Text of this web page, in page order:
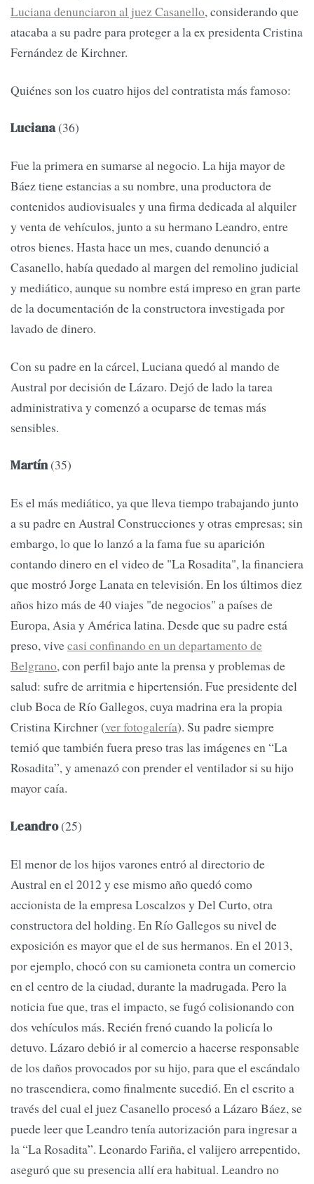
Luciana denunciaron al juez Casanello, considerando que
atacaba a su padre para proteger a la ex presidenta Cristina
Fernández de Kirchner.
Quiénes son los cuatro hijos del contratista más famoso:
Luciana(36)
Fue la primera en sumarse al negocio. La hija mayor de
Báez tiene estancias a su nombre, una productora de
contenidos audiovisuales y una firma dedicada al alquiler
y venta de vehículos, junto a su hermano Leandro, entre
otros bienes. Hasta hace un mes, cuando denunció a
Casanello, había quedado al margen del remolino judicial
y mediático, aunque su nombre está impreso en gran parte
de la documentación de la constructora investigada por
lavado de dinero.
Con su padre en la cárcel, Luciana quedó al mando de
Austral por decisión de Lázaro. Dejó de lado la tarea
administrativa y comenzó a ocuparse de temas más
sensibles.
Martín(35)
Es el más mediático, ya que lleva tiempo trabajando junto
a su padre en Austral Construcciones y otras empresas; sin
embargo, lo que lo lanzó a la fama fue su aparición
contando dinero en el video de "La Rosadita", la financiera
que mostró Jorge Lanata en televisión. En los últimos diez
años hizo más de 40 viajes "de negocios" a países de
Europa, Asia y América latina. Desde que su padre está
preso, vivecasi confinando en un departamento de
Belgrano, con perfil bajo ante la prensa y problemas de
salud: sufre de arritmia e hipertensión. Fue presidente del
club Boca de Río Gallegos, cuya madrina era la propia
Cristina Kirchner (ver fotogalería). Su padre siempre
temió que también fuera preso tras las imágenes en “La
Rosadita”, y amenazó con prender el ventilador si su hijo
mayor caía.
Leandro(25)
El menor de los hijos varones entró al directorio de
Austral en el 2012 y ese mismo año quedó como
accionista de la empresa Loscalzos y Del Curto, otra
constructora del holding. En Río Gallegos su nivel de
exposición es mayor que el de sus hermanos. En el 2013,
por ejemplo, chocó con su camioneta contra un comercio
en el centro de la ciudad, durante la madrugada. Pero la
noticia fue que, tras el impacto, se fugó colisionando con
dos vehículos más. Recién frenó cuando la policía lo
detuvo. Lázaro debió ir al comercio a hacerse responsable
de los daños provocados por su hijo, para que el escándalo
no trascendiera, como finalmente sucedió. En el escrito a
través del cual el juez Casanello procesó a Lázaro Báez, se
puede leer que Leandro tenía autorización para ingresar a
la “La Rosadita”. Leonardo Fariña, el valijero arrepentido,
aseguró que su presencia allí era habitual. Leandro no